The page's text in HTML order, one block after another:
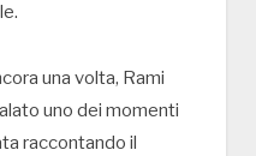
una volta, Rami
uno dei momenti
raccontando il